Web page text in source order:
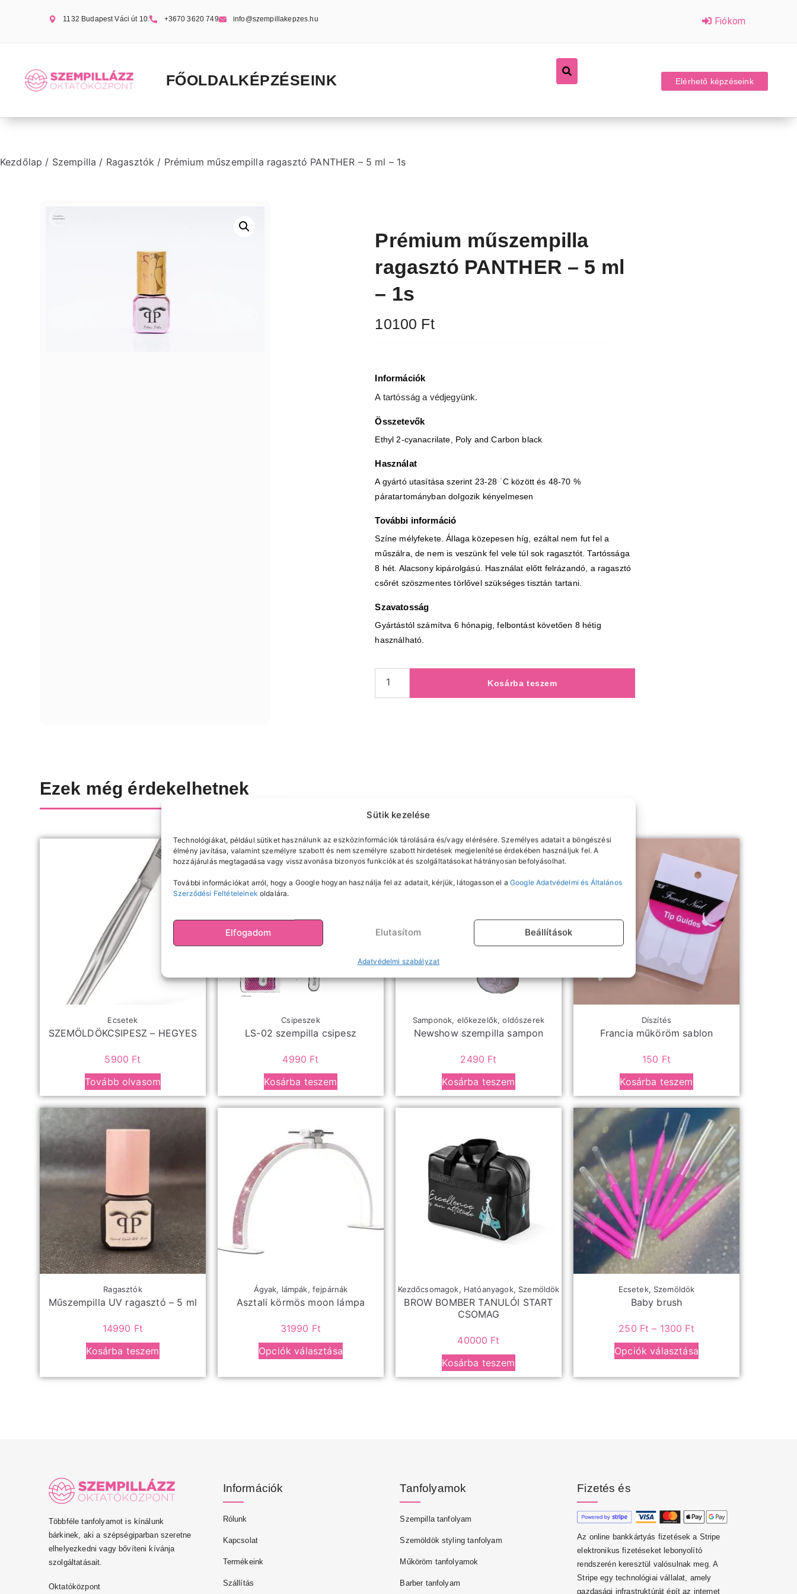
Sütik kezelése
Technológiákat, például sütiket használunk az eszközinformációk tárolására és/vagy elérésére. Személyes adatait a böngészési
élmény javítása, valamint személyre szabott és nem személyre szabott hirdetések megjelenítése érdekében használjuk fel. A
hozzájárulás megtagadása vagy visszavonása bizonyos funkciókat és szolgáltatásokat hátrányosan befolyásolhat.
További információkat arról, hogy a Google hogyan használja fel az adatait, kérjük, látogasson el a Google Adatvédelmi és Általános
Szerződési Feltételeinek oldalára.
Elfogadom Elutasítom Beállítások
Adatvédelmi szabályzat
1132 Budapest Váci út 10. +3670 3620 749 info@szempillakepzes.hu Fiókom
FŐOLDALKÉPZÉSEINK Elérhető képzéseink
Kezdőlap / Szempilla / Ragasztók / Prémium műszempilla ragasztó PANTHER – 5 ml – 1s
Prémium műszempilla
ragasztó PANTHER – 5 ml
– 1s
10100 Ft
Információk
A tartósság a védjegyünk.
Összetevők
Ethyl 2-cyanacrilate, Poly and Carbon black
Használat
A gyártó utasítása szerint 23-28 ˙C között és 48-70 %
páratartományban dolgozik kényelmesen
További információ
Színe mélyfekete. Állaga közepesen híg, ezáltal nem fut fel a
műszálra, de nem is veszünk fel vele túl sok ragasztót. Tartóssága
8 hét. Alacsony kipárolgású. Használat előtt felrázandó, a ragasztó
csőrét szöszmentes törlővel szükséges tisztán tartani.
Szavatosság
Gyártástól számítva 6 hónapig, felbontást követően 8 hétig
használható.
Kosárba teszem
Ezek még érdekelhetnek
Ecsetek
SZEMÖLDÖKCSIPESZ – HEGYES
5900 Ft
Tovább olvasom
Csipeszek
LS-02 szempilla csipesz
4990 Ft
Kosárba teszem
Samponok, előkezelők, oldószerek
Newshow szempilla sampon
2490 Ft
Kosárba teszem
Díszítés
Francia műköröm sablon
150 Ft
Kosárba teszem
Ragasztók
Műszempilla UV ragasztó – 5 ml
14990 Ft
Kosárba teszem
Ágyak, lámpák, fejpárnák
Asztali körmös moon lámpa
31990 Ft
Opciók választása
Kezdőcsomagok, Hatóanyagok, Szemöldök
BROW BOMBER TANULÓI START
CSOMAG
40000 Ft
Kosárba teszem
Ecsetek, Szemöldök
Baby brush
250 Ft – 1300 Ft
Opciók választása
Többféle tanfolyamot is kínálunk
bárkinek, aki a szépségiparban szeretne
elhelyezkedni vagy bővíteni kívánja
szolgáltatásait.
Oktatóközpont
Információk
Rólunk
Kapcsolat
Termékeink
Szállítás
Tanfolyamok
Szempilla tanfolyam
Szemöldök styling tanfolyam
Műköröm tanfolyamok
Barber tanfolyam
Fizetés és
Az online bankkártyás fizetések a Stripe
elektronikus fizetéseket lebonyolító
rendszerén keresztül valósulnak meg. A
Stripe egy technológiai vállalat, amely
gazdasági infrastruktúrát épít az internet